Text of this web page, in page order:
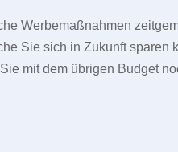
Werbemaßnahmen
Sie sich in Zukunft sparen
mit dem übrigen Budget